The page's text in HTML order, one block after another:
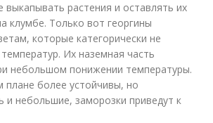
выкапывать растения и оставлять их
клумбе. Только вот георгины
которые категорически не
Их наземная часть
небольшом понижении температуры.
плане более устойчивы, но
и небольшие, заморозки приведут к